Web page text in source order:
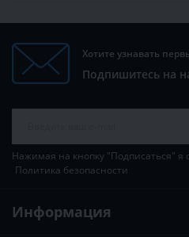
Хотите узнавать
Подпишитесь на
Нажимая на кнопку "Подписаться" я
Политика безопасности
Информация